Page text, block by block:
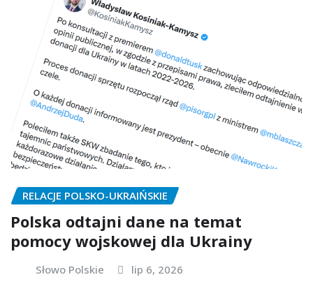
RELACJE POLSKO-UKRAIŃSKIE
Polska odtajni dane na temat
pomocy wojskowej dla Ukrainy
Słowo Polskie lip 6, 2026